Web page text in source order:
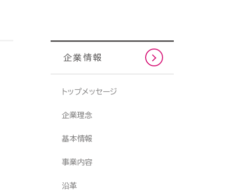
企業情報
トップメッセージ
企業理念
基本情報
事業内容
沿革